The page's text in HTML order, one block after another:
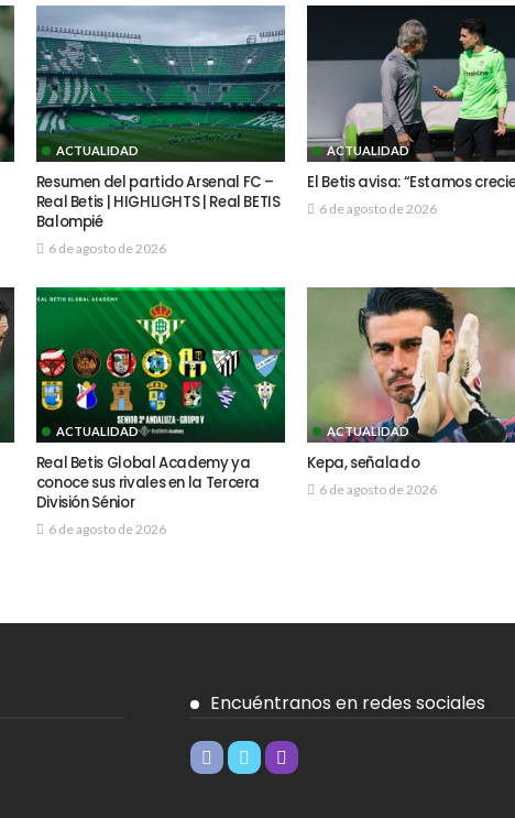
ACTUALIDAD
Resumen del partido Arsenal FC –
Real Betis | HIGHLIGHTS | Real BETIS
Balompié
6 de agosto de 2026
ACTUALIDAD
El Betis avisa: “Estamos
6 de agosto de 2026
ACTUALIDAD
Real Betis Global Academy ya
conoce sus rivales en la Tercera
División Sénior
6 de agosto de 2026
ACTUALIDAD
Kepa, señalado
6 de agosto de 2026
Encuéntranos en redes sociales